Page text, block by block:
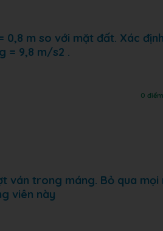
m so với mặt đất. Xác
= 9,8 m/s2 .
0 điểm
ván trong máng. Bỏ qua mọi
viên này